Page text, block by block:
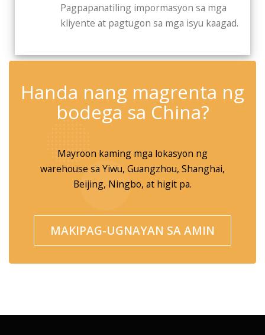
Pagpapanatiling impormasyon sa mga
kliyente at pagtugon sa mga isyu kaagad.
Handa nang magrenta ng
bodega sa China?
Mayroon kaming mga lokasyon ng
warehouse sa Yiwu, Guangzhou, Shanghai,
Beijing, Ningbo, at higit pa.
MAKIPAG-UGNAYAN SA AMIN